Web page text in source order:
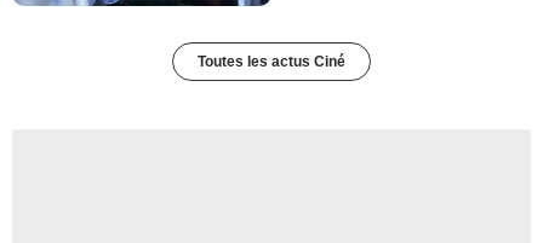
Toutes les actus Ciné